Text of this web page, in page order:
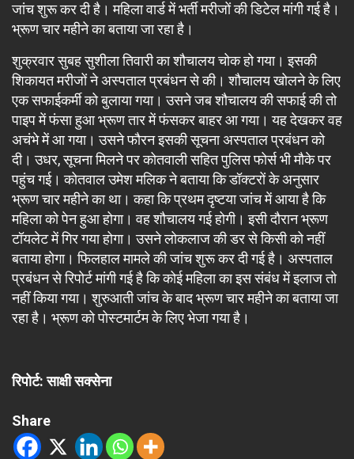
जांच शुरू कर दी है। महिला वार्ड में भर्ती मरीजों की डिटेल मांगी गई है।
भ्रूण चार महीने का बताया जा रहा है।
शुक्रवार सुबह सुशीला तिवारी का शौचालय चोक हो गया। इसकी
शिकायत मरीजों ने अस्पताल प्रबंधन से की। शौचालय खोलने के लिए
एक सफाईकर्मी को बुलाया गया। उसने जब शौचालय की सफाई की तो
पाइप में फंसा हुआ भ्रूण तार में फंसकर बाहर आ गया। यह देखकर वह
अचंभे में आ गया। उसने फौरन इसकी सूचना अस्पताल प्रबंधन को
दी। उधर, सूचना मिलने पर कोतवाली सहित पुलिस फोर्स भी मौके पर
पहुंच गई। कोतवाल उमेश मलिक ने बताया कि डॉक्टरों के अनुसार
भ्रूण चार महीने का था। कहा कि प्रथम दृष्टया जांच में आया है कि
महिला को पेन हुआ होगा। वह शौचालय गई होगी। इसी दौरान भ्रूण
टॉयलेट में गिर गया होगा। उसने लोकलाज की डर से किसी को नहीं
बताया होगा। फिलहाल मामले की जांच शुरू कर दी गई है। अस्पताल
प्रबंधन से रिपोर्ट मांगी गई है कि कोई महिला का इस संबंध में इलाज तो
नहीं किया गया। शुरुआती जांच के बाद भ्रूण चार महीने का बताया जा
रहा है। भ्रूण को पोस्टमार्टम के लिए भेजा गया है।
रिपोर्ट: साक्षी सक्सेना
Share